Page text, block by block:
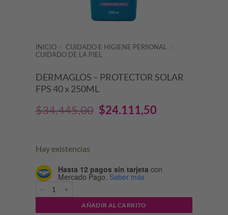
INICIO / CUIDADO E HIGIENE PERSONAL
/
CUIDADO DE LA PIEL
DERMAGLOS – PROTECTOR SOLAR
FPS 40 x 250ML
$34.445,00 El
$34.445,00.
$24.111,50
Hay existencias
Hasta 12 pagos sin tarjeta con
Mercado Pago. Saber más
AÑADIR AL CARRITO